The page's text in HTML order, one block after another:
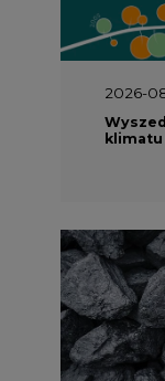
2026-
klimatu